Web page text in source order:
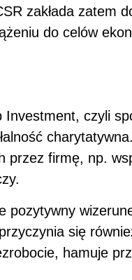
zakłada zatem
do celów
czyli
przez firmę, np.
pozytywny
się
hamuje